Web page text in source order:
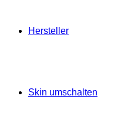
Hersteller
Skin umschalten